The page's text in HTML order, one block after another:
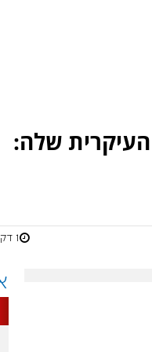
שלה:
1 דקות